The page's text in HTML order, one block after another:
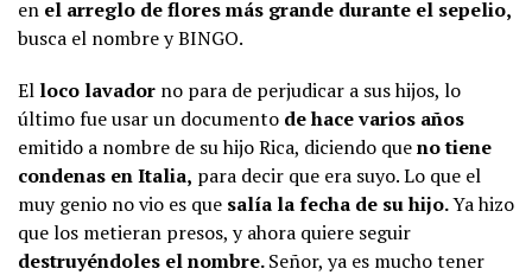
en el arreglo de flores más grande durante el sepelio,
busca el nombre y BINGO.
El loco lavador no para de perjudicar a sus hijos, lo
último fue usar un documento de hace varios años
emitido a nombre de su hijo Rica, diciendo queno tiene
condenas en Italia, para decir que era suyo. Lo que el
muy genio no vio es que salía la fecha de su hijo.Ya hizo
que los metieran presos, y ahora quiere seguir
destruyéndoles el nombre.Señor, ya es mucho tener